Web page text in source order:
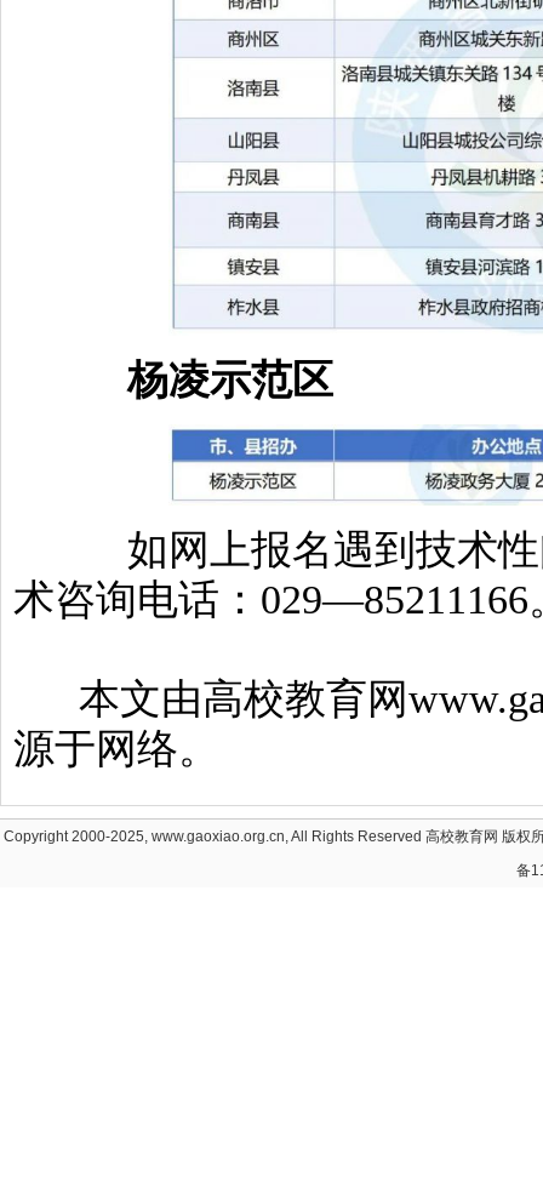
杨凌示范区
如网上报名遇到技术性
术咨询电话：029—85211166
本文由高校教育网
源于网络。
Copyright 2000-2025, www.gaoxiao.org.cn, All Rights Reserved 高校教育网 版权
备